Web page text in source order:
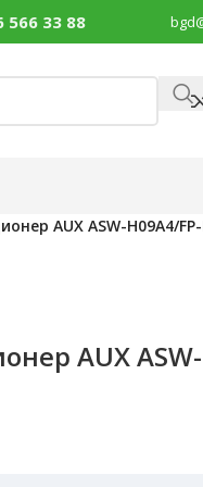
566 33 88
AUX ASW-H09A4/FP-
AUX ASW-